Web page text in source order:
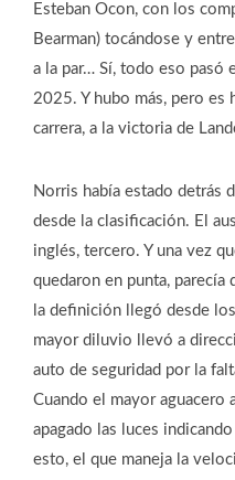
Esteban Ocon, con los
Bearman) tocándose y
a la par… Sí, todo eso pasó
2025. Y hubo más, pero es
carrera, a la victoria de
Norris había estado detrás
desde la clasificación. El
inglés, tercero. Y una vez
quedaron en punta, parecía
la definición llegó desde
mayor diluvio llevó a
auto de seguridad por la
Cuando el mayor aguacero
apagado las luces
esto, el que maneja la